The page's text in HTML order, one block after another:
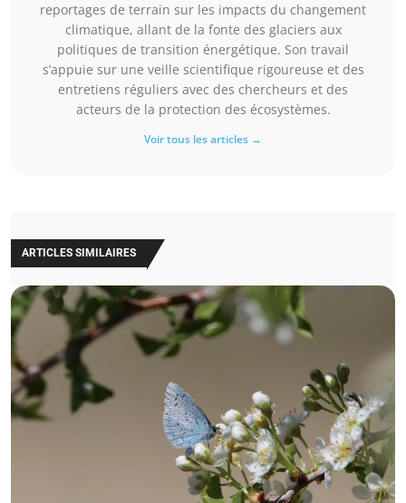
reportages de terrain sur les impacts du changement
climatique, allant de la fonte des glaciers aux
politiques de transition énergétique. Son travail
s’appuie sur une veille scientifique rigoureuse et des
entretiens réguliers avec des chercheurs et des
acteurs de la protection des écosystèmes.
Voir tous les articles →
ARTICLES SIMILAIRES